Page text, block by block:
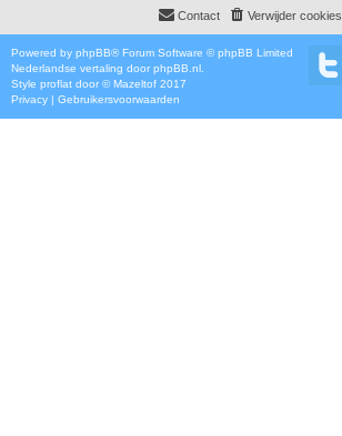
Verwijder cookies
Contact
Powered by phpBB® Forum Software © phpBB Limited
Nederlandse vertaling door phpBB.nl
Style proflat door ©Mazeltof 2017
Privacy | Gebruikersvoorwaarden